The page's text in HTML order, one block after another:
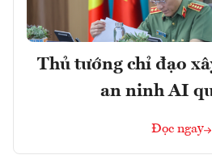
Thủ tướng chỉ đạo
an ninh AI
Đọc ngay